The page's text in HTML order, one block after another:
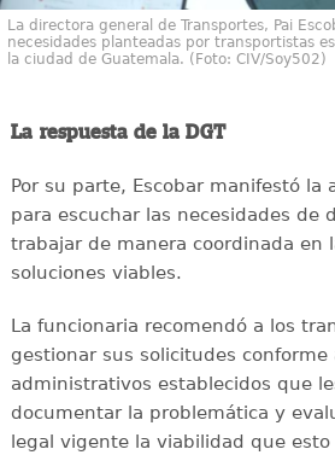
La directora general de Transportes, Pai
necesidades planteadas por transportistas
la ciudad de Guatemala. (Foto: CIV/Soy502)
La respuesta de la DGT
Por su parte, Escobar manifestó la
para escuchar las necesidades de
trabajar de manera coordinada en
soluciones viables.
La funcionaria recomendó a los
gestionar sus solicitudes conforme
administrativos establecidos que
documentar la problemática y
legal vigente la viabilidad que